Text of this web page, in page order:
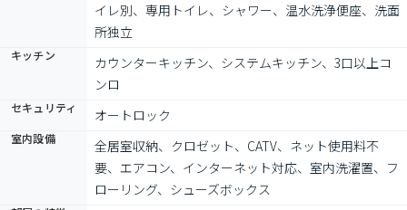
イレ別、専用トイレ、シャワー、温水洗浄便座、洗面
所独立
キッチン
カウンターキッチン、システムキッチン、3口以上コ
ンロ
セキュリティ オートロック
室内設備
全居室収納、クロゼット、CATV、ネット使用料不
要、エアコン、インターネット対応、室内洗濯置、フ
ローリング、シューズボックス